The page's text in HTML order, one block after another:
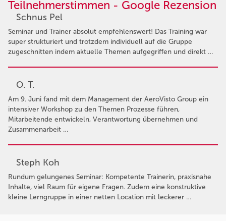
Teilnehmerstimmen - Google Rezension
Schnus Pel
Seminar und Trainer absolut empfehlenswert! Das Training war
super strukturiert und trotzdem individuell auf die Gruppe
zugeschnitten indem aktuelle Themen aufgegriffen und direkt …
O. T.
Am 9. Juni fand mit dem Management der AeroVisto Group ein
intensiver Workshop zu den Themen Prozesse führen,
Mitarbeitende entwickeln, Verantwortung übernehmen und
Zusammenarbeit …
Steph Koh
Rundum gelungenes Seminar: Kompetente Trainerin, praxisnahe
Inhalte, viel Raum für eigene Fragen. Zudem eine konstruktive
kleine Lerngruppe in einer netten Location mit leckerer …